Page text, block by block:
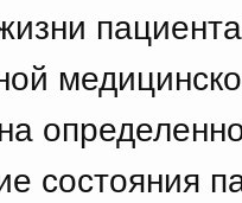
состояния